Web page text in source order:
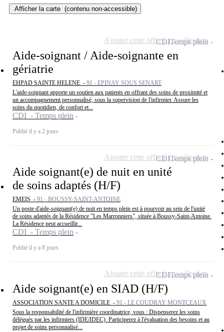
Afficher la carte (contenu non-accessible)
Aide-soignant / Aide-soignante en
gériatrie
EHPAD SAINTE HELENE - 91 - EPINAY SOUS SENART
L'aide-soignant apporte un soutien aux patients en offrant des soins de proximité et
un accompagnement personnalisé, sous la supervision de l'infirmier. Assure les
soins du quotidien, de confort et...
CDI - Temps plein
Publié il y a 2 jours
CDITemps plein
Ajouter cette offre à ma sélection
Aide soignant(e) de nuit en unité
de soins adaptés (H/F)
EMEIS - 91 - BOUSSY-SAINT-ANTOINE
Un poste d'aide-soignant(e) de nuit en temps plein est à pourvoir au sein de l'unité
de soins adaptés de la Résidence "Les Marronniers", située à Boussy-Saint-Antoine.
La Résidence peut accueillir...
CDI - Temps plein
Publié il y a 8 jours
CDITemps plein
Ajouter cette offre à ma sélection
Aide soignant(e) en SIAD (H/F)
ASSOCIATION SANTE A DOMICILE - 91 - LE COUDRAY MONTCEAUX
Sous la responsabilité de l'infirmière coordinatrice, vous : Dispenserez les soins
délégués par les infirmiers (IDE/IDEC). Participerez à l'évaluation des besoins et au
projet de soins personnalisé...
CDITemps plein
Ajouter cette offre à ma sélection